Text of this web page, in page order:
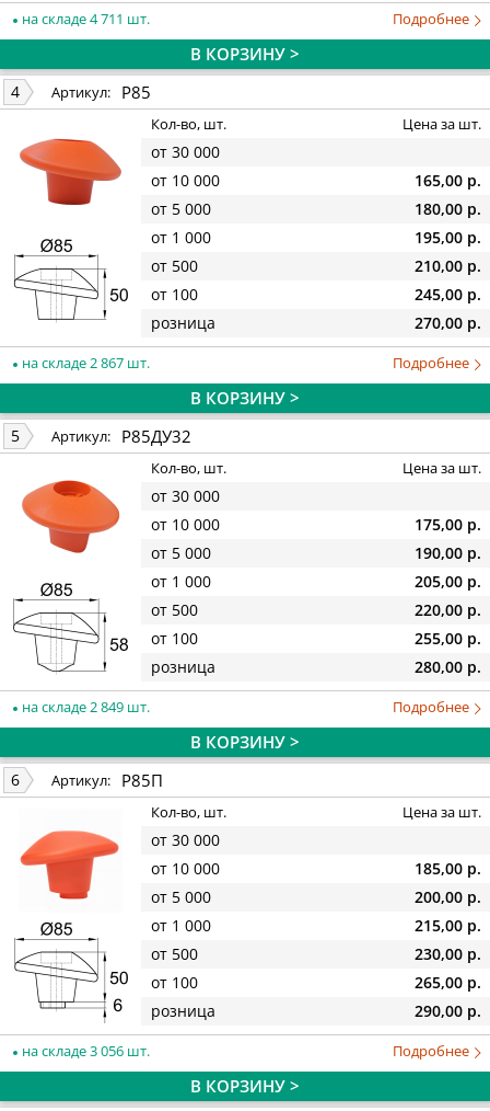
на складе 4 711 шт. Подробнее
В КОРЗИНУ >
4 Артикул: Р85
Кол-во, шт. Цена за шт.
от 30 000
от 10 000
165,00 р.
от 5 000
180,00 р.
от 1 000
195,00 р.
от 500
210,00 р.
от 100
245,00 р.
розница
270,00 р.
на складе 2 867 шт. Подробнее
В КОРЗИНУ >
5 Артикул: Р85ДУ32
Кол-во, шт. Цена за шт.
от 30 000
от 10 000
175,00 р.
от 5 000
190,00 р.
от 1 000
205,00 р.
от 500
220,00 р.
от 100
255,00 р.
розница
280,00 р.
на складе 2 849 шт. Подробнее
В КОРЗИНУ >
6 Артикул: Р85П
Кол-во, шт. Цена за шт.
от 30 000
от 10 000
185,00 р.
от 5 000
200,00 р.
от 1 000
215,00 р.
от 500
230,00 р.
от 100
265,00 р.
розница
290,00 р.
на складе 3 056 шт. Подробнее
В КОРЗИНУ >